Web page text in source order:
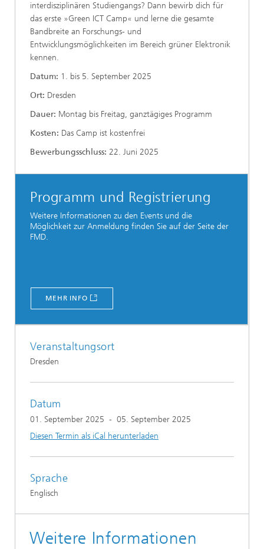
interdisziplinären Studiengangs? Dann bewirb dich für
das erste »Green ICT Camp« und lerne die gesamte
Bandbreite an Forschungs- und
Entwicklungsmöglichkeiten im Bereich grüner Elektronik
kennen.
Datum: 1. bis 5. September 2025
Ort: Dresden
Dauer: Montag bis Freitag, ganztägiges Programm
Kosten: Das Camp ist kostenfrei
Bewerbungsschluss: 22. Juni 2025
Programm und Registrierung
Weitere Informationen zu den Events und die
Möglichkeit zur Anmeldung finden Sie auf der Seite der
FMD.
MEHR INFO
Veranstaltungsort
Dresden
Datum
01. September 2025 - 05. September 2025
Diesen Termin als iCal herunterladen
Sprache
Englisch
Weitere Informationen